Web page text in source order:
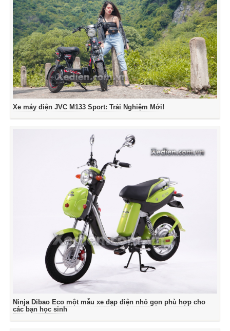
Xe máy điện JVC M133 Sport: Trải Nghiệm Mới!
Ninja Dibao Eco một mẫu xe đạp điện nhỏ gọn phù hợp cho
các bạn học sinh